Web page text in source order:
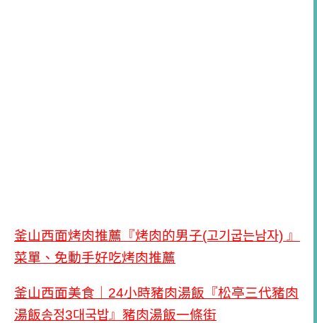
釜山西面烤肉推薦『烤肉的男子(고기굽는남자) 』
菜單、免動手好吃烤肉推薦
釜山西面美食｜24小時豬肉湯飯『松亭三代豬肉
湯飯송정3대국밥』豬肉湯飯一條街